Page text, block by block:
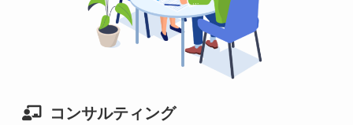
コンサルティング